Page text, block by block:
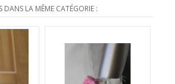
DANS LA MÊME CATÉGORIE :